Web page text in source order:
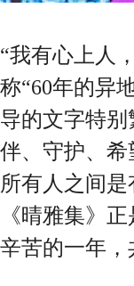
“我有心上人
称“60年的异
导的文字特
伴、守护、
所有人之间
《晴雅集》
辛苦的一年，